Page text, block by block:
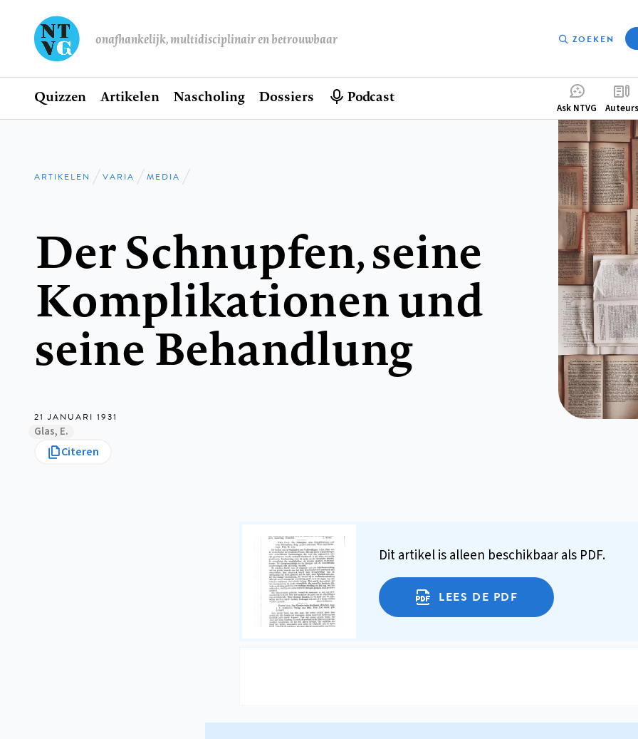
onafhankelijk, multidisciplinair en betrouwbaar ZOEKEN
Hoofdnavigatie
Home
Quizzen Artikelen Nascholing Dossiers Podcast
menu
Ask NTVG Auteurs
Kruimelpad
ARTIKELEN VARIA MEDIA
Der Schnupfen, seine
Komplikationen und
seine Behandlung
21 JANUARI 1931
Glas, E.
Citeren
Dit artikel is alleen beschikbaar als PDF.
LEES DE PDF